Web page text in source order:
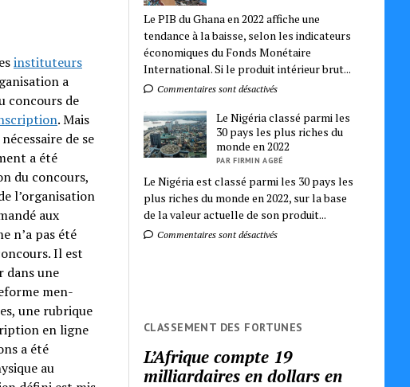
instituteurs
a
concours de
. Mais
de se
a été
du concours,
l’organisation
aux
n’a pas été
Il est
dans une
men-
une rubrique
en ligne
a été
au
Le PIB du Ghana en 2022 affiche une
tendance à la baisse, selon les indicateurs
économiques du Fonds Monétaire
International. Si le produit intérieur brut...
Commentaires sont désactivés
Le Nigéria classé parmi les
30 pays les plus riches du
monde en 2022
PAR FIRMIN AGBÉ
Le Nigéria est classé parmi les 30 pays les
plus riches du monde en 2022, sur la base
de la valeur actuelle de son produit...
Commentaires sont désactivés
CLASSEMENT DES FORTUNES
L’Afrique compte 19
milliardaires en dollars en